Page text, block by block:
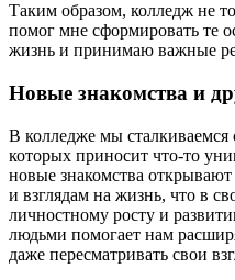
Таким образом, колледж не
помог мне сформировать те
жизнь и принимаю важные
Новые знакомства и
В колледже мы
которых приносит что-то
новые знакомства
и взглядам на жизнь, что в
личностному росту и
людьми помогает нам
даже пересматривать свои